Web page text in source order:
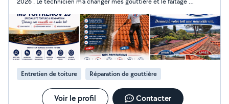
prestations : Hydrofugation de toiture Hydrofugation de
façade Réfection de toiture Pose de gouttières
Entretien et nettoyage de gouttières Votre toiture et
vos façades sont exposées toute l'année aux
intempéries. Un entretien régulier permet de préserver
leur état, d'éviter les infiltrations et de prolonger leur
durée de vie. Intervention dans les Bouches-du-Rhône
et les secteurs environnants. « Donnez une nouvelle vie
à votre toit ! »
Technicien très professionnel et très sociable. Je recommande
vivement MJ ToitRenov ! Je ferai appel cette entreprise pour
mes futur travaux .
Entretien de toiture Réparation de gouttière
Voir le profil Contacter